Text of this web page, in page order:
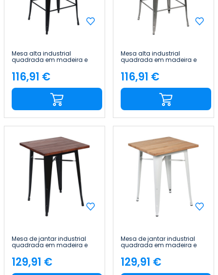
Mesa alta industrial
quadrada em madeira e
aço, 60 x 60 x 105 cm Thinia
Home
Preço
116,91 €
Mesa alta industrial
quadrada em madeira e
aço, 60 x 60 x 105 cm Thinia
Home
Preço
116,91 €
Mesa de jantar industrial
quadrada em madeira e
aço, 60 x 60 x 76 cm Thinia
Home
Preço
129,91 €
Mesa de jantar industrial
quadrada em madeira e
aço, 60 x 60 x 76 cm Thinia
Home
Preço
129,91 €